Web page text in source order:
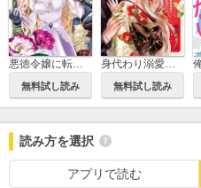
悪徳令嬢に転生したのに、まさかの求婚!?～手のひら返しの求婚はお断りします！～
無料試し読み
身代わり溺愛婚 旦那様、夜伽は契約違反でございます
無料試し読み
読み方を選択
アプリで読む